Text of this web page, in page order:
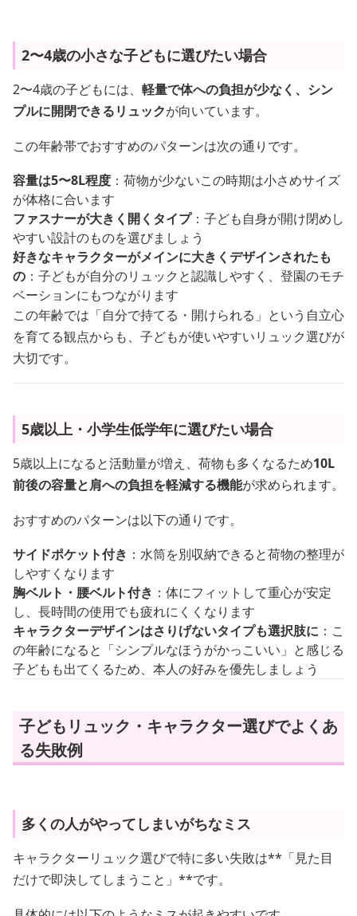
2〜4歳の小さな子どもに選びたい場合
2〜4歳の子どもには、 軽量で体への負担が少なく、シン
プルに開閉できるリュックが向いています。
この年齢帯でおすすめのパターンは次の通りです。
容量は5〜8L程度 ：荷物が少ないこの時期は小さめサイズ
が体格に合います
ファスナーが大きく開くタイプ：子ども自身が開け閉めし
やすい設計のものを選びましょう
好きなキャラクターがメインに大きくデザインされたも
の ：子どもが自分のリュックと認識しやすく、登園のモチ
ベーションにもつながります
この年齢では「自分で持てる・開けられる」という自立心
を育てる観点からも、子どもが使いやすいリュック選びが
大切です。
5歳以上・小学生低学年に選びたい場合
5歳以上になると活動量が増え、荷物も多くなるため10L
前後の容量と肩への負担を軽減する機能が求められます。
おすすめのパターンは以下の通りです。
サイドポケット付き ：水筒を別収納できると荷物の整理が
しやすくなります
胸ベルト・腰ベルト付き ：体にフィットして重心が安定
し、長時間の使用でも疲れにくくなります
キャラクターデザインはさりげないタイプも選択肢に ：こ
の年齢になると「シンプルなほうがかっこいい」と感じる
子どもも出てくるため、本人の好みを優先しましょう
子どもリュック・キャラクター選びでよくあ
る失敗例
多くの人がやってしまいがちなミス
キャラクターリュック選びで特に多い失敗は**「見た目
だけで即決してしまうこと」**です。